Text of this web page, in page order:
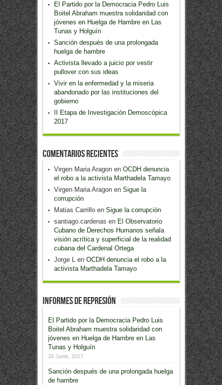
El Partido por la Democracia Pedro Luis
Boitel Abraham muestra solidaridad con
jóvenes en Huelga de Hambre en Las
Tunas y Holguín
Sanción después de una prolongada
huelga de hambre
Activista llevado a juicio por vestir
pullover con sus ideas
Vivir en la enfermedad y la miseria
abandonado por las instituciones del
gobierno
II Etapa de Investigación Demoscópica
2017
Comentarios recientes
Virgen Maria Aragonen OCDH denuncia
el robo a la activista Marthadela Tamayo
Virgen Maria Aragonen Sigue la
corrupción
Matias Carrilloen Sigue la corrupción
santiago.cardenas en El Observatorio
Cubano de Derechos Humanos señala
visión acrítica y superficial de la realidad
cubana del Cardenal Ortega
Jorge Len OCDH denuncia el robo a la
activista Marthadela Tamayo
Informes de Represión
El Partido por la Democracia Pedro Luis
Boitel Abraham muestra solidaridad con
jóvenes en Huelga de Hambre en Las
Tunas y Holguín
26 Junio, 2017
Sanción después de una prolongada huelga
de hambre